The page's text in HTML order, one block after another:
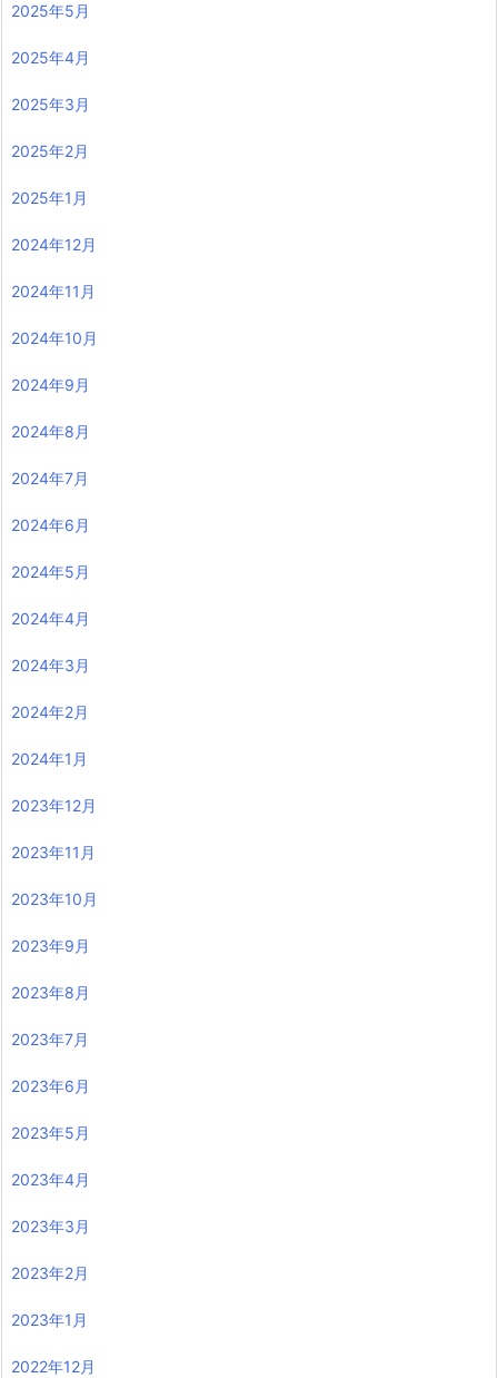
2025年5月
2025年4月
2025年3月
2025年2月
2025年1月
2024年12月
2024年11月
2024年10月
2024年9月
2024年8月
2024年7月
2024年6月
2024年5月
2024年4月
2024年3月
2024年2月
2024年1月
2023年12月
2023年11月
2023年10月
2023年9月
2023年8月
2023年7月
2023年6月
2023年5月
2023年4月
2023年3月
2023年2月
2023年1月
2022年12月